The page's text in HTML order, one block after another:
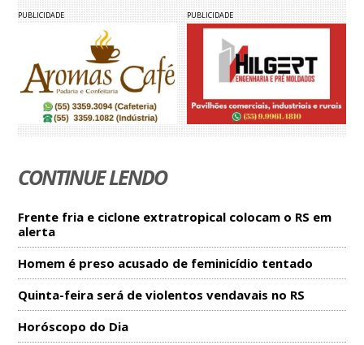
PUBLICIDADE PUBLICIDADE
CONTINUE LENDO
Frente fria e ciclone extratropical colocam o RS em
alerta
Homem é preso acusado de feminicídio tentado
Quinta-feira será de violentos vendavais no RS
Horóscopo do Dia